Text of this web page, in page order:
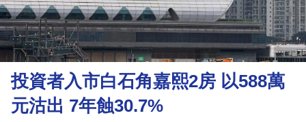
樓
市
理
財
商
投資者入市白石角嘉熙2房 以588萬
元沽出 7年蝕30.7%